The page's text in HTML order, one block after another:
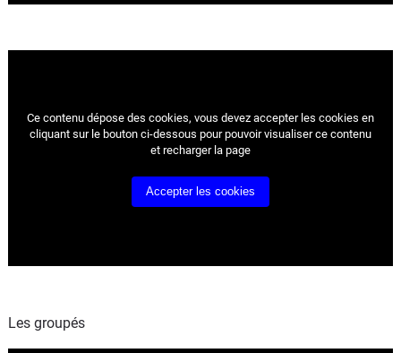
Ce contenu dépose des cookies, vous devez accepter les cookies en
cliquant sur le bouton ci-dessous pour pouvoir visualiser ce contenu
et recharger la page
Accepter les cookies
Les groupés